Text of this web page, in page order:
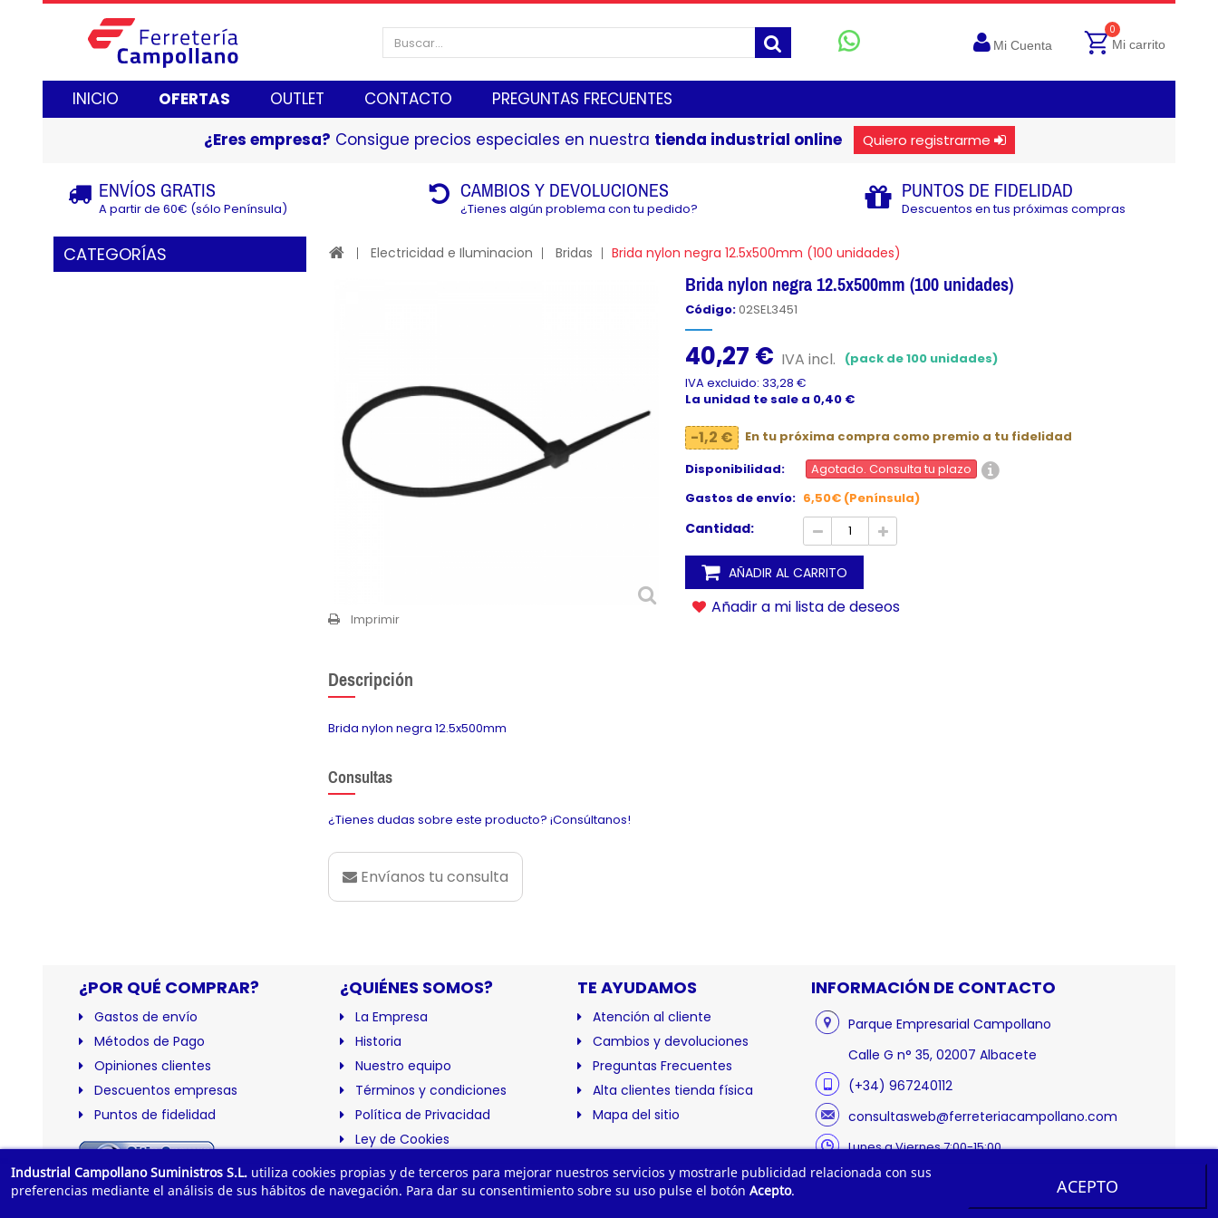
INICIO OFERTAS OUTLET CONTACTO PREGUNTAS FRECUENTES
Mi Cuenta
0
Mi carrito
¿Eres empresa? Consigue precios especiales en nuestra tienda industrial online Quiero registrarme
ENVÍOS GRATIS
A partir de 60€ (sólo Península)
CAMBIOS Y DEVOLUCIONES
¿Tienes algún problema con tu pedido?
PUNTOS DE FIDELIDAD
Descuentos en tus próximas compras
CATEGORÍAS Electricidad e Iluminacion Bridas Brida nylon negra 12.5x500mm (100 unidades)
Imprimir
Brida nylon negra 12.5x500mm (100 unidades)
Código:02SEL3451
40,27 € IVA incl.
(pack de 100 unidades)
IVA excluido: 33,28 €
La unidad te sale a 0,40 €
-1,2 €
En tu próxima compra como premio a tu fidelidad
Disponibilidad:
Agotado. Consulta tu plazo
Gastos de envío: 6,50€ (Península)
Cantidad:
AÑADIR AL CARRITO
Añadir a mi lista de deseos
Descripción
Brida nylon negra 12.5x500mm
Consultas
¿Tienes dudas sobre este producto? ¡Consúltanos!
Envíanos tu consulta
¿POR QUÉ COMPRAR?
Gastos de envío
Métodos de Pago
Opiniones clientes
Descuentos empresas
Puntos de fidelidad
¿QUIÉNES SOMOS?
La Empresa
Historia
Nuestro equipo
Términos y condiciones
Política de Privacidad
Ley de Cookies
Certificación
TE AYUDAMOS
Atención al cliente
Cambios y devoluciones
Preguntas Frecuentes
Alta clientes tienda física
Mapa del sitio
INFORMACIÓN DE CONTACTO
Parque Empresarial Campollano
Calle G n° 35, 02007 Albacete
(+34) 967240112
consultasweb@ferreteriacampollano.com
Lunes a Viernes 7:00-15:00
Industrial Campollano Suministros S.L. utiliza cookies propias y de terceros para mejorar nuestros servicios y mostrarle publicidad relacionada con sus
preferencias mediante el análisis de sus hábitos de navegación. Para dar su consentimiento sobre su uso pulse el botón Acepto. ACEPTO